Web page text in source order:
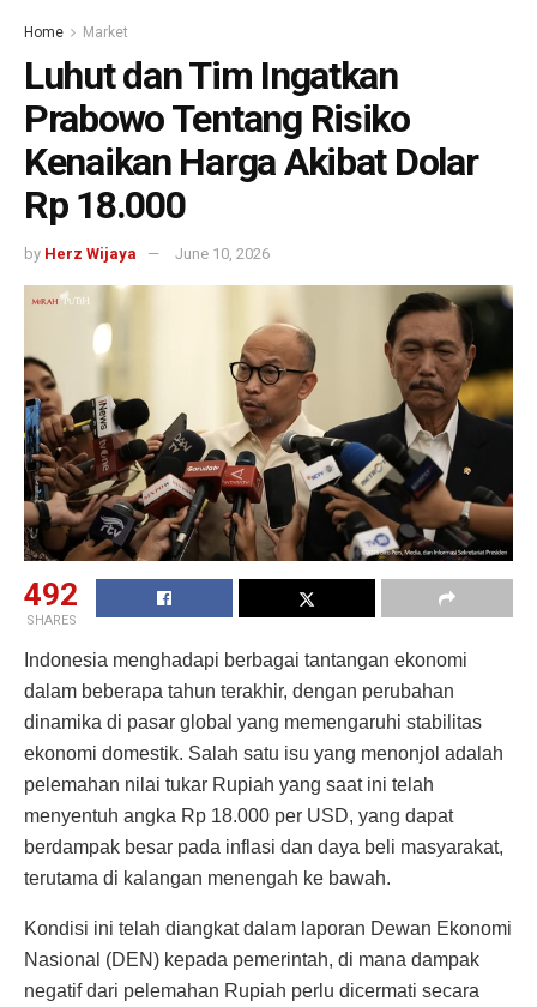
Home Market
Luhut dan Tim Ingatkan
Prabowo Tentang Risiko
Kenaikan Harga Akibat Dolar
Rp 18.000
by Herz Wijaya June 10, 2026
492
SHARES
Indonesia menghadapi berbagai tantangan ekonomi
dalam beberapa tahun terakhir, dengan perubahan
dinamika di pasar global yang memengaruhi stabilitas
ekonomi domestik. Salah satu isu yang menonjol adalah
pelemahan nilai tukar Rupiah yang saat ini telah
menyentuh angka Rp 18.000 per USD, yang dapat
berdampak besar pada inflasi dan daya beli masyarakat,
terutama di kalangan menengah ke bawah.
Kondisi ini telah diangkat dalam laporan Dewan Ekonomi
Nasional (DEN) kepada pemerintah, di mana dampak
negatif dari pelemahan Rupiah perlu dicermati secara